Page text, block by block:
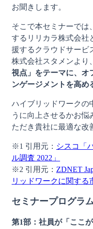
お聞きします。
そこで本セミナーでは
するリリカラ株式会社
援するクラウドサービ
株式会社スタメンより、
視点」をテーマに、オ
ンゲージメントを高め
ハイブリッドワークの
うに向上させるかお
ただき貴社に最適な改
※1 引用元： シスコ「
ル調査 2022」
※2 引用元： ZDNET
リッドワークに関する
セミナープログラ
第1部：社員が「ここ